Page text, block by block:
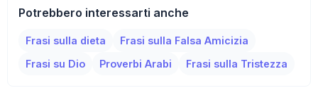
Potrebbero interessarti anche
Frasi sulla dieta
Frasi sulla Falsa Amicizia
Frasi su Dio
Proverbi Arabi Frasi sulla Tristezza